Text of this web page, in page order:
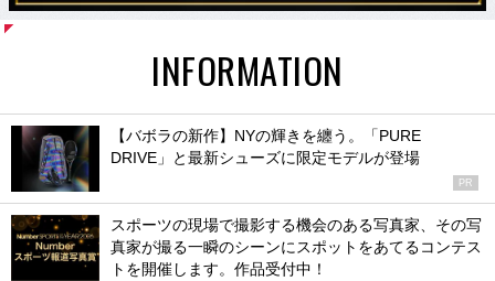
INFORMATION
【バボラの新作】NYの輝きを纏う。「PURE
DRIVE」と最新シューズに限定モデルが登場
PR
スポーツの現場で撮影する機会のある写真家、その写
真家が撮る一瞬のシーンにスポットをあてるコンテス
トを開催します。作品受付中！